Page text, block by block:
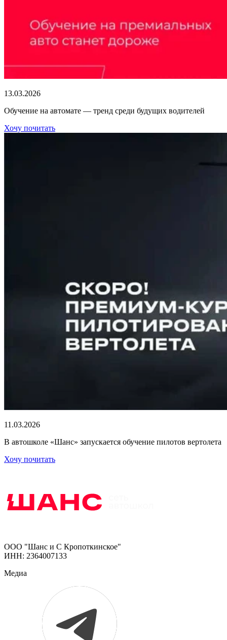
13.03.2026
Обучение на автомате — тренд среди будущих водителей
Хочу почитать
11.03.2026
В автошколе «Шанс» запускается обучение пилотов вертолета
Хочу почитать
ООО "Шанс и С Кропоткинское"
ИНН: 2364007133
Медиа